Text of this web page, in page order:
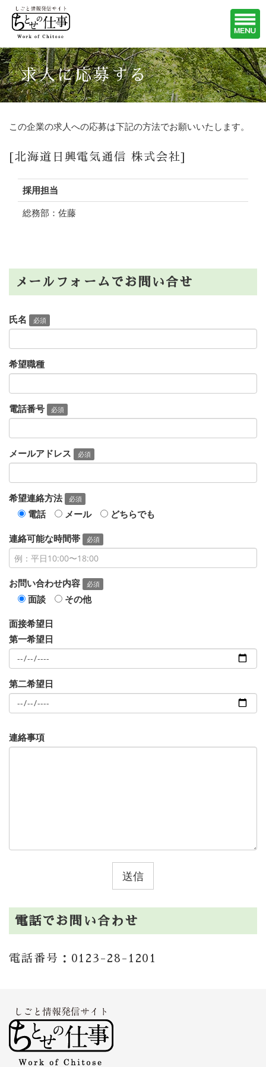
求人に応募する
この企業の求人への応募は下記の方法でお願いいたします。
[北海道日興電気通信 株式会社]
採用担当
総務部：佐藤
メールフォームでお問い合せ
氏名 必須
希望職種
電話番号 必須
メールアドレス 必須
希望連絡方法 必須
電話 メール どちらでも
連絡可能な時間帯 必須
お問い合わせ内容 必須
面談 その他
面接希望日
第一希望日
第二希望日
連絡事項
電話でお問い合わせ
電話番号：0123-28-1201